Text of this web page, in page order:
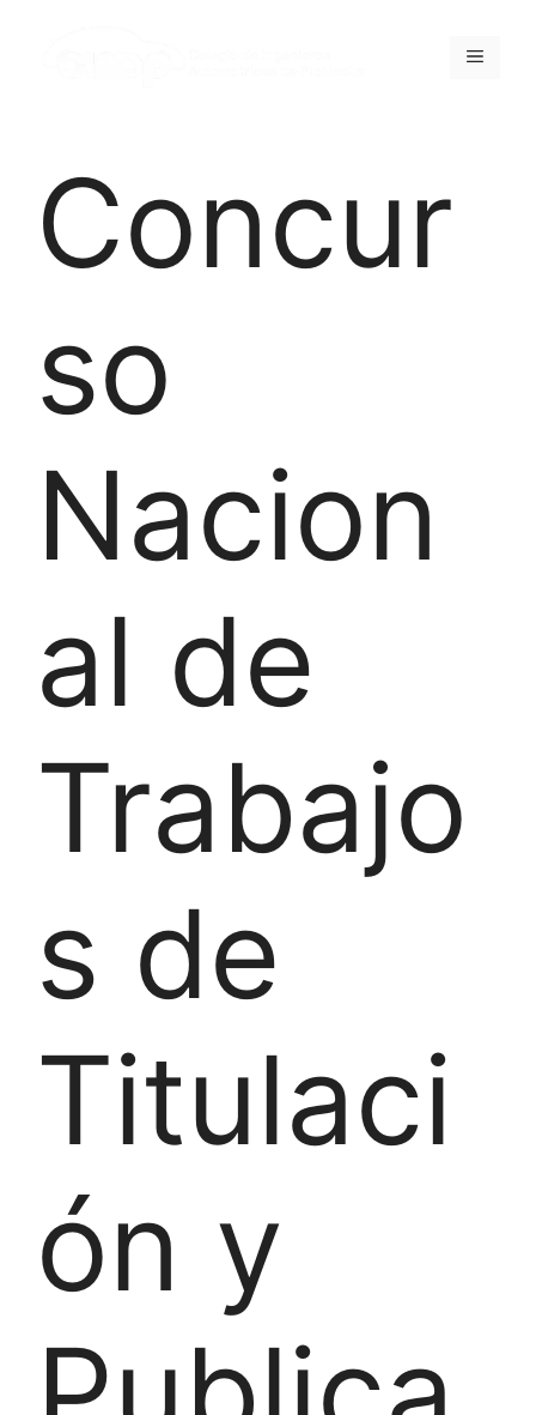
Concur
so
Nacion
al de
Trabajo
s de
Titulaci
ón y